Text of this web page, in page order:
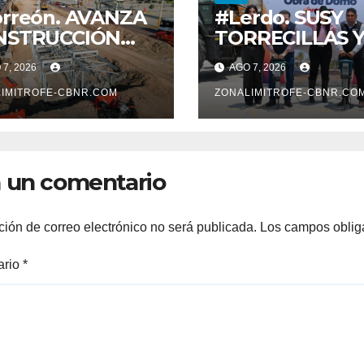
AVANZA
SISTEMA VIAL
SOBRE
7, 2026
CBNR.COM
#Lerdo. SUSY
TORRECILLAS Y
ESTEBAN
ENTREGAN
TÍTULOS DE
PROPIEDAD A
DOMO EN
AGO 7, 2026
ZONALIMITROFE-CBNR.COM
un comentario
de correo electrónico no será publicada. Los campos
*